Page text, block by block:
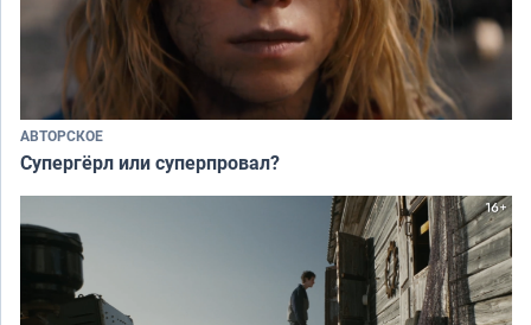
АВТОРСКОЕ
Супергёрл или суперпровал?